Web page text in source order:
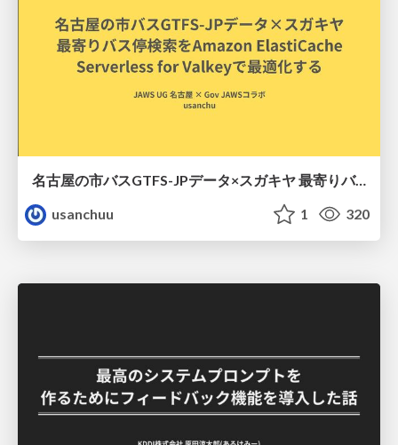
名古屋の市バスGTFS-JPデータ×スガキヤ 最寄りバス停検索をAmazon ElastiCache Serverless for Valkeyで最適化する
usanchuu
1 320